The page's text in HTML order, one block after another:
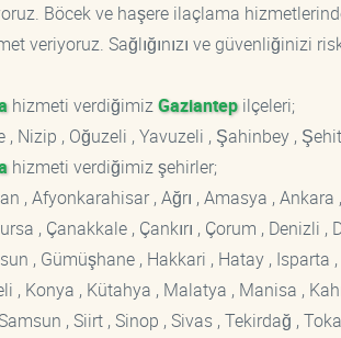
Böcek ve haşere ilaçlama
veriyoruz. Sağlığınızı ve güvenliğinizi
hizmeti verdiğimizGaziantepilçeleri;
, Nizip , Oğuzeli , Yavuzeli , Şahinbey ,
hizmeti verdiğimiz şehirler;
, Afyonkarahisar , Ağrı , Amasya ,
, Çanakkale , Çankırı , Çorum , Denizli
, Gümüşhane , Hakkari , Hatay ,
, Konya , Kütahya , Malatya , Manisa ,
, Siirt , Sinop , Sivas , Tekirdağ ,